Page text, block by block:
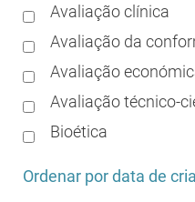
Avaliação clínica
Avaliação da
Avaliação
Avaliação técnico-
Bioética
Boas práticas de
Ordenar por data de